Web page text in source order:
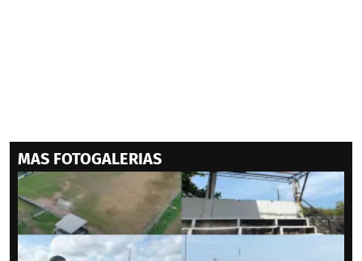
MAS FOTOGALERIAS